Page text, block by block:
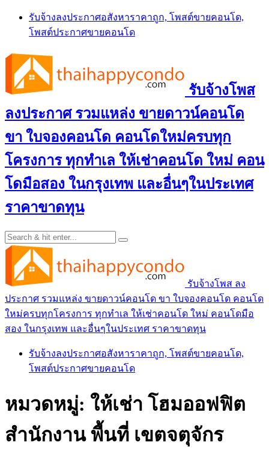
Skip
content
รับจ้างลงประกาศอสังหาราคาถูก, โพสต์ขายคอนโด,
โพสต์ประกาศขายคอนโด
รับจ้างโพส
ลงประกาศ รวมแหล่ง ขายดาวน์คอนโด
ขา ใบจองคอนโด คอนโดใหม่ครบทุก
โครงการ ทุกทำเล ให้เช่าคอนโด ใหม่ คอน
โดมือสอง ในกรุงเทพ และอื่นๆในประเทศ
ราคาขาดทุน
รับจ้างโพส ลง
ประกาศ รวมแหล่ง ขายดาวน์คอนโด ขา ใบจองคอนโด คอนโด
ใหม่ครบทุกโครงการ ทุกทำเล ให้เช่าคอนโด ใหม่ คอนโดมือ
สอง ในกรุงเทพ และอื่นๆในประเทศ ราคาขาดทุน
รับจ้างลงประกาศอสังหาราคาถูก, โพสต์ขายคอนโด,
โพสต์ประกาศขายคอนโด
หมวดหมู่: ให้เช่า โฮมออฟฟิต
สำนักงาน พื้นที่ เขตจตุจักร